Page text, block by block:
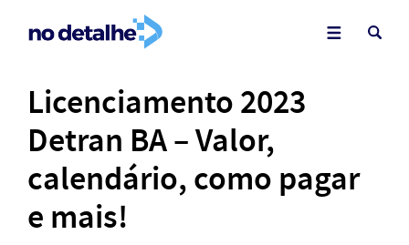
Licenciamento 2023
Detran BA – Valor,
calendário, como pagar
e mais!